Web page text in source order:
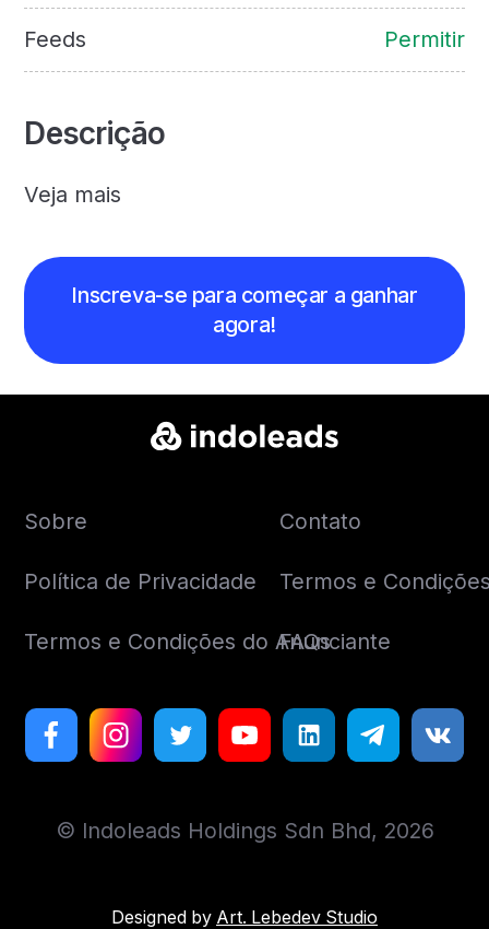
Feeds Permitir
Descrição
Veja mais
Inscreva-se para começar a ganhar
agora!
Sobre Contato
Política de Privacidade Termos e
Termos e Condições do Anunciante
FAQs
© Indoleads Holdings Sdn Bhd, 2026
Designed by Art. Lebedev Studio